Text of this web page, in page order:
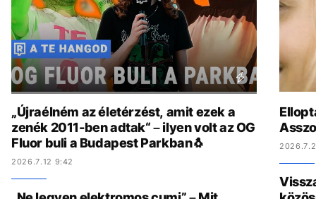
„Újraélném az életérzést, amit ezek a
zenék 2011-ben adtak“ – ilyen volt az OG
Fluor buli a Budapest Parkban🐧
2026.7.12 9:42